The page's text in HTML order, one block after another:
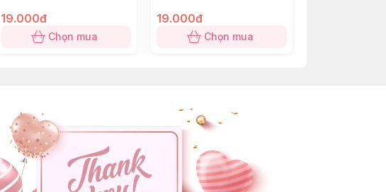
19.000đ
Chọn mua
19.000đ
Chọn mua